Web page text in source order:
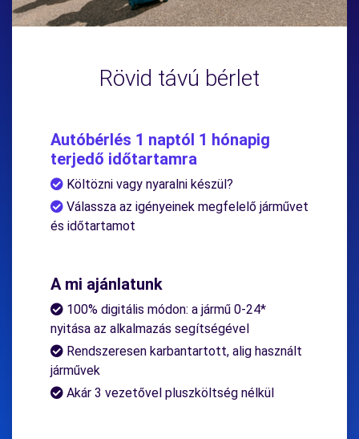
Rövid távú bérlet
Autóbérlés 1 naptól 1 hónapig
terjedő időtartamra
Költözni vagy nyaralni készül?
Válassza az igényeinek megfelelő járművet
és időtartamot
A mi ajánlatunk
100% digitális módon: a jármű 0-24*
nyitása az alkalmazás segítségével
Rendszeresen karbantartott, alig használt
járművek
Akár 3 vezetővel pluszköltség nélkül